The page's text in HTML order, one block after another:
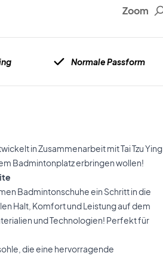
Zoom
Normale Passform
in Zusammenarbeit mit Tai Tzu Ying
Badmintonplatz erbringen wollen!
Badmintonschuhe ein Schritt in die
Halt, Komfort und Leistung auf dem
und Technologien! Perfekt für
die eine hervorragende